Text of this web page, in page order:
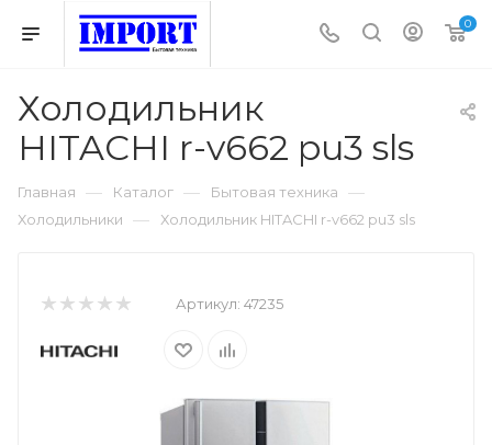
0
Холодильник
HITACHI r-v662 pu3 sls
Главная — Каталог — Бытовая техника —
Холодильники — Холодильник HITACHI r-v662 pu3 sls
Артикул: 47235